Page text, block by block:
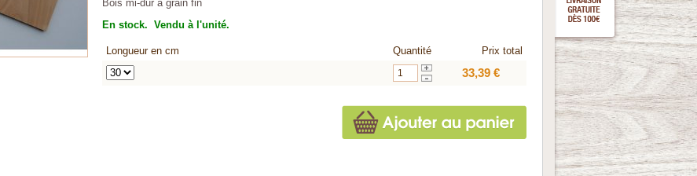
Bois mi-dur à grain fin
En stock. Vendu à l'unité.
Longueur en cm Quantité Prix total
33,39 €